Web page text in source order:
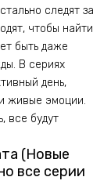
следят за
чтобы найти
быть даже
В сериях
день,
живые эмоции.
все будут
(Новые
все серии